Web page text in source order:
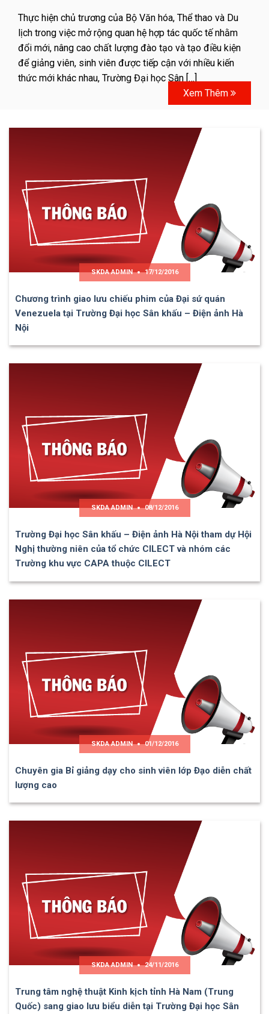
Thực hiện chủ trương của Bộ Văn hóa, Thể thao và Du
lịch trong việc mở rộng quan hệ hợp tác quốc tế nhằm
đổi mới, nâng cao chất lượng đào tạo và tạo điều kiện
để giảng viên, sinh viên được tiếp cận với nhiều kiến
thức mới khác nhau, Trường Đại học Sân […]
Xem Thêm
SKDA ADMIN 17/12/2016
Chương trình giao lưu chiếu phim của Đại sứ quán
Venezuela tại Trường Đại học Sân khấu – Điện ảnh Hà
Nội
SKDA ADMIN 08/12/2016
Trường Đại học Sân khấu – Điện ảnh Hà Nội tham dự Hội
Nghị thường niên của tổ chức CILECT và nhóm các
Trường khu vực CAPA thuộc CILECT
SKDA ADMIN 01/12/2016
Chuyên gia Bỉ giảng dạy cho sinh viên lớp Đạo diễn chất
lượng cao
SKDA ADMIN 24/11/2016
Trung tâm nghệ thuật Kinh kịch tỉnh Hà Nam (Trung
Quốc) sang giao lưu biểu diễn tại Trường Đại học Sân